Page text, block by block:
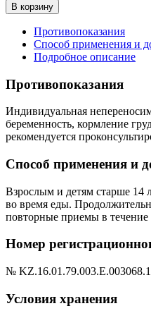
В корзину
Противопоказания
Способ применения и
Подробное описание
Противопоказания
Индивидуальная
беременность, кормление
рекомендуется
Способ применения и
Взрослым и детям старше 14
во время еды.
повторные приемы в течение
Номер
№
Условия хранения